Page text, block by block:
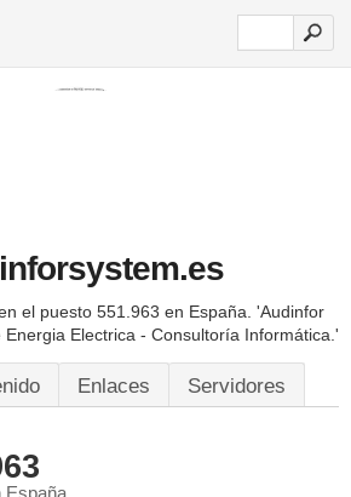
el puesto 551.963 en España. 'Audinfor
Electrica - Consultoría Informática.'
Enlaces Servidores